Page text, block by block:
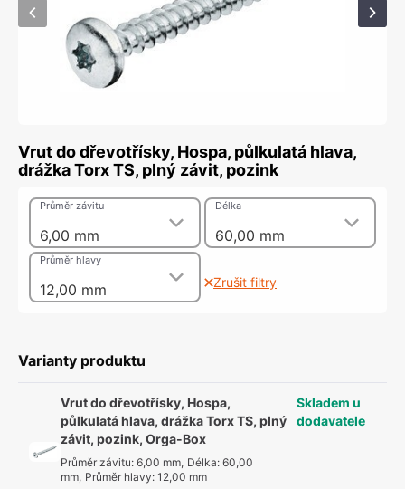
Vrut do dřevotřísky, Hospa, půlkulatá hlava,
drážka Torx TS, plný závit, pozink
6,00 mm
Průměr závitu
60,00 mm
Délka
12,00 mm
Průměr hlavy
Zrušit filtry
Varianty produktu
Vrut do dřevotřísky, Hospa,
půlkulatá hlava, drážka Torx TS, plný
závit, pozink, Orga-Box
Průměr závitu: 6,00 mm, Délka: 60,00
mm, Průměr hlavy: 12,00 mm
Skladem u
dodavatele